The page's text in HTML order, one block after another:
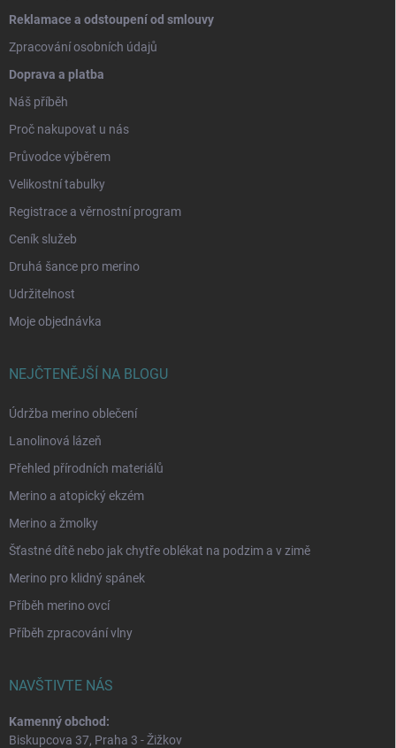
Reklamace a odstoupení od smlouvy
Zpracování osobních údajů
Doprava a platba
Náš příběh
Proč nakupovat u nás
Průvodce výběrem
Velikostní tabulky
Registrace a věrnostní program
Ceník služeb
Druhá šance pro merino
Udržitelnost
Moje objednávka
NEJČTENĚJŠÍ NA BLOGU
Údržba merino oblečení
Lanolinová lázeň
Přehled přírodních materiálů
Merino a atopický ekzém
Merino a žmolky
Šťastné dítě nebo jak chytře oblékat na podzim a v zimě
Merino pro klidný spánek
Příběh merino ovcí
Příběh zpracování vlny
NAVŠTIVTE NÁS
Kamenný obchod:
Biskupcova 37, Praha 3 - Žižkov